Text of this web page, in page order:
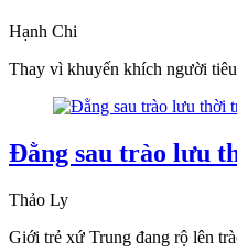
Hạnh Chi
Thay vì khuyến khích người
Đằng sau trào lưu
Thảo Ly
Giới trẻ xứ Trung đang rộ lên